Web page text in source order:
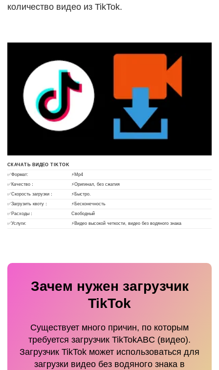
количество видео из TikTok.
СКАЧАТЬ ВИДЕО TIKTOK
✅Формат:
⚡Mp4
✅Качество：
⚡Оригинал, без сжатия
✅Скорость загрузки：
⚡Быстро.
✅Загрузить квоту：
⚡Бесконечность
✅Расходы：
Свободный
✅Услуги:
⚡Видео высокой четкости, видео без водяного знака
Зачем нужен загрузчик
TikTok
Существует много причин, по которым
требуется загрузчик TikTokABC (видео).
Загрузчик TikTok может использоваться для
загрузки видео без водяного знака в